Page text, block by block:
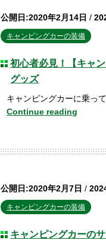
公開日:2020年2月14日 /
キャンピングカーの装備
初心者必見！【キャ
グッズ
キャンピングカーに乗っ
Continue reading
公開日:2020年2月7日 /
キャンピングカーの装備
キャンピングカーの